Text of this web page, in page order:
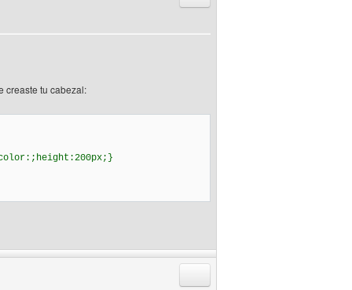
creaste tu cabezal:
color:;height:200px;}